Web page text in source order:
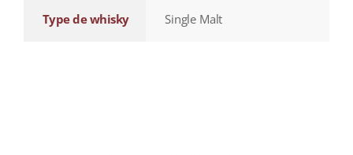
Type de whisky Single Malt